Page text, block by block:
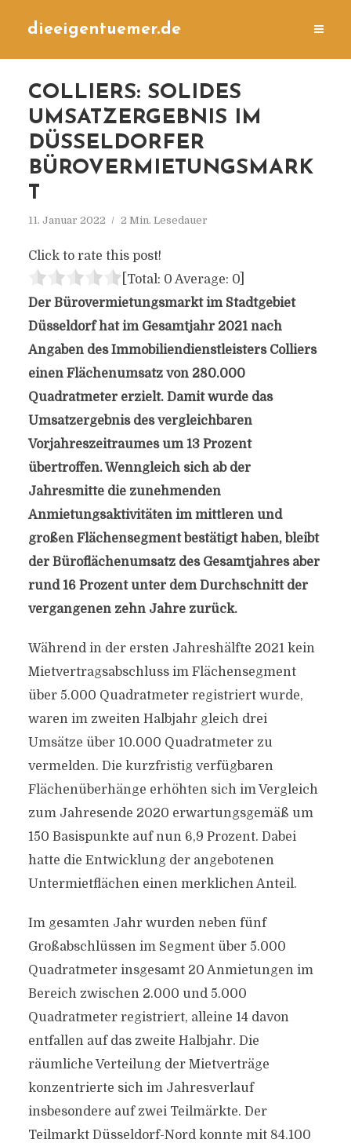
dieeigentuemer.de
COLLIERS: SOLIDES
UMSATZERGEBNIS IM
DÜSSELDORFER
BÜROVERMIETUNGSMARK
T
11. Januar 2022 2 Min. Lesedauer
Click to rate this post!
[Total: 0 Average: 0]
Der Bürovermietungsmarkt im Stadtgebiet
Düsseldorf hat im Gesamtjahr 2021 nach
Angaben des Immobiliendienstleisters Colliers
einen Flächenumsatz von 280.000
Quadratmeter erzielt. Damit wurde das
Umsatzergebnis des vergleichbaren
Vorjahreszeitraumes um 13 Prozent
übertroffen. Wenngleich sich ab der
Jahresmitte die zunehmenden
Anmietungsaktivitäten im mittleren und
großen Flächensegment bestätigt haben, bleibt
der Büroflächenumsatz des Gesamtjahres aber
rund 16 Prozent unter dem Durchschnitt der
vergangenen zehn Jahre zurück.
Während in der ersten Jahreshälfte 2021 kein
Mietvertragsabschluss im Flächensegment
über 5.000 Quadratmeter registriert wurde,
waren im zweiten Halbjahr gleich drei
Umsätze über 10.000 Quadratmeter zu
vermelden. Die kurzfristig verfügbaren
Flächenüberhänge erhöhten sich im Vergleich
zum Jahresende 2020 erwartungsgemäß um
150 Basispunkte auf nun 6,9 Prozent. Dabei
hatte die Entwicklung der angebotenen
Untermietflächen einen merklichen Anteil.
Im gesamten Jahr wurden neben fünf
Großabschlüssen im Segment über 5.000
Quadratmeter insgesamt 20 Anmietungen im
Bereich zwischen 2.000 und 5.000
Quadratmeter registriert, alleine 14 davon
entfallen auf das zweite Halbjahr. Die
räumliche Verteilung der Mietverträge
konzentrierte sich im Jahresverlauf
insbesondere auf zwei Teilmärkte. Der
Teilmarkt Düsseldorf-Nord konnte mit 84.100